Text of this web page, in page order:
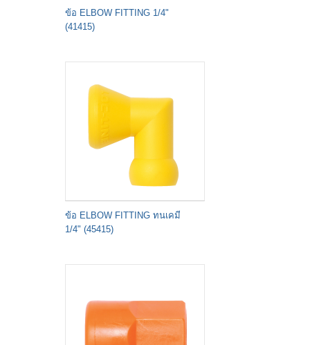
ข้อ ELBOW FITTING 1/4"
(41415)
ข้อ ELBOW FITTING ทนเคมี
1/4" (45415)